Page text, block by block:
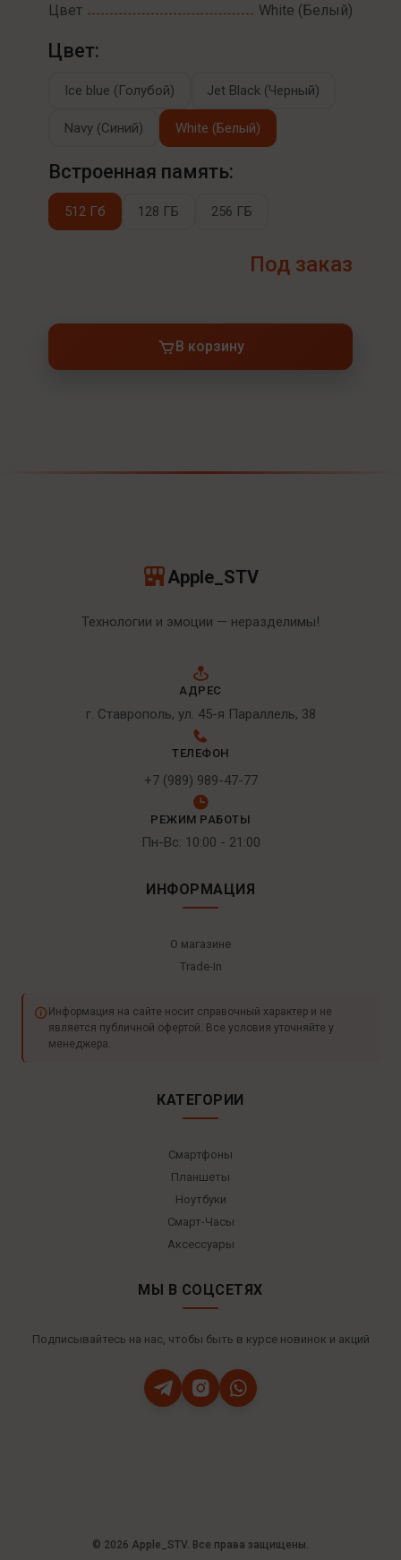
Цвет
White (Белый)
Цвет:
Ice blue (Голубой) Jet Black (Черный)
Navy (Синий) White (Белый)
Встроенная память:
512 Гб 128 ГБ 256 ГБ
Под заказ
В корзину
Apple_STV
Технологии и эмоции — неразделимы!
АДРЕС
г. Ставрополь, ул. 45-я Параллель, 38
ТЕЛЕФОН
+7 (989) 989-47-77
РЕЖИМ РАБОТЫ
Пн-Вс: 10:00 - 21:00
ИНФОРМАЦИЯ
О магазине
Trade-In
Информация на сайте носит справочный характер и не
является публичной офертой. Все условия уточняйте у
менеджера.
КАТЕГОРИИ
Смартфоны
Планшеты
Ноутбуки
Смарт-Часы
Аксессуары
МЫ В СОЦСЕТЯХ
Подписывайтесь на нас, чтобы быть в курсе новинок и акций
© 2026 Apple_STV. Все права защищены.